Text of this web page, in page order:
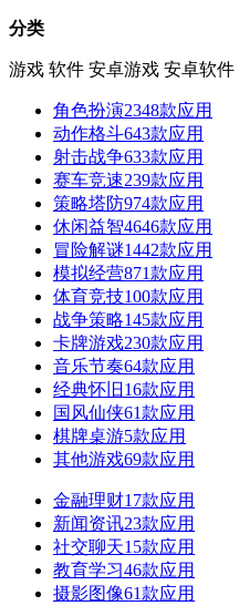
分类
游戏 软件 安卓游戏 安卓软件
角色扮演2348款应用
动作格斗643款应用
射击战争633款应用
赛车竞速239款应用
策略塔防974款应用
休闲益智4646款应用
冒险解谜1442款应用
模拟经营871款应用
体育竞技100款应用
战争策略145款应用
卡牌游戏230款应用
音乐节奏64款应用
经典怀旧 16款应用
国风仙侠61款应用
棋牌桌游5款应用
其他游戏69款应用
金融理财17款应用
新闻资讯23款应用
社交聊天15款应用
教育学习46款应用
摄影图像61款应用